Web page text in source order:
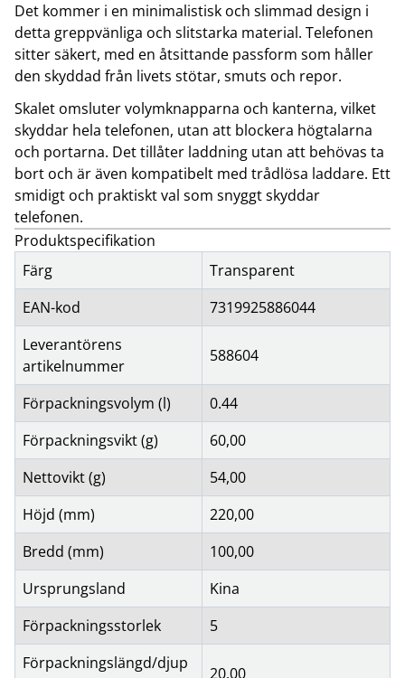
Det kommer i en minimalistisk och slimmad design i
detta greppvänliga och slitstarka material. Telefonen
sitter säkert, med en åtsittande passform som håller
den skyddad från livets stötar, smuts och repor.
Skalet omsluter volymknapparna och kanterna, vilket
skyddar hela telefonen, utan att blockera högtalarna
och portarna. Det tillåter laddning utan att behövas ta
bort och är även kompatibelt med trådlösa laddare. Ett
smidigt och praktiskt val som snyggt skyddar
telefonen.
Produktspecifikation
Färg
Transparent
EAN-kod
7319925886044
Leverantörens
artikelnummer
588604
Förpackningsvolym (l)
0.44
Förpackningsvikt (g)
60,00
Nettovikt (g)
54,00
Höjd (mm)
220,00
Bredd (mm)
100,00
Ursprungsland
Kina
Förpackningsstorlek
5
Förpackningslängd/djup
20,00